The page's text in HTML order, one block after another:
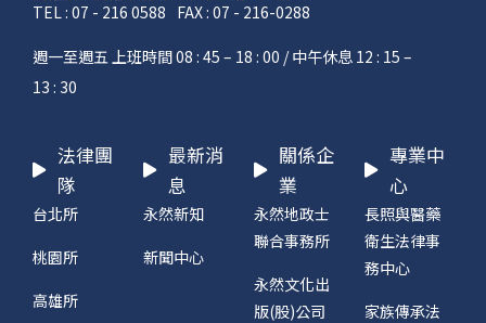
TEL : 07 - 216 0588 FAX : 07 - 216-0288
週一至週五 上班時間 08 : 45 – 18 : 00 / 中午休息 12 : 15 –
13 : 30
法律團
隊
台北所
桃園所
高雄所
最新消
息
永然新知
新聞中心
關係企
業
永然地政士
聯合事務所
永然文化出
版(股)公司
專業中
心
長照與醫藥
衛生法律事
務中心
家族傳承法